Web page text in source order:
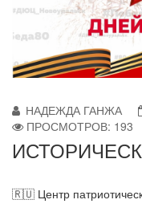
НАДЕЖДА ГАНЖА
ПРОСМОТРОВ: 193
🇷🇺 Центр